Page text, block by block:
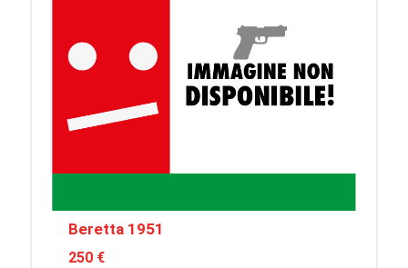
Beretta 1951
250 €